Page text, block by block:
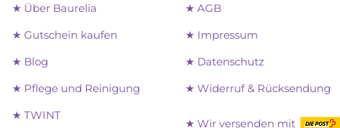
★ Über Baurelia
★ Gutschein kaufen
★ Blog
★ Pflege und Reinigung
★ TWINT
★ AGB
★ Impressum
★ Datenschutz
★ Widerruf & Rücksendung
★ Wir versenden mit